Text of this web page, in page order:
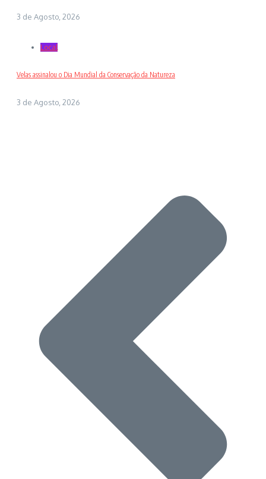
3 de Agosto, 2026
Local
Velas assinalou o Dia Mundial da Conservação da Natureza
3 de Agosto, 2026